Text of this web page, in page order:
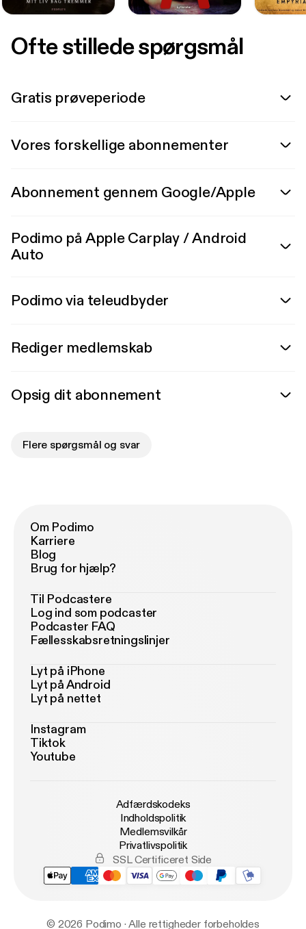
Ofte stillede spørgsmål
Gratis prøveperiode
Vores forskellige abonnementer
Abonnement gennem Google/Apple
Podimo på Apple Carplay / Android
Auto
Podimo via teleudbyder
Rediger medlemskab
Opsig dit abonnement
Flere spørgsmål og svar
Om Podimo
Karriere
Blog
Brug for hjælp?
Til Podcastere
Log ind som podcaster
Podcaster FAQ
Fællesskabsretningslinjer
Lyt på iPhone
Lyt på Android
Lyt på nettet
Instagram
Tiktok
Youtube
Adfærdskodeks
Indholdspolitik
Medlemsvilkår
Privatlivspolitik
SSL Certificeret Side
© 2026 Podimo · Alle rettigheder forbeholdes